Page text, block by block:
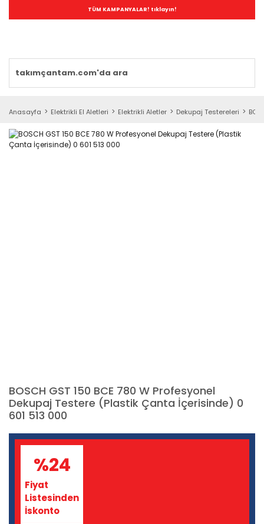
TÜM KAMPANYALAR! tıklayın!
Anasayfa Elektrikli El Aletleri Elektrikli Aletler Dekupaj Testereleri
BOSCH GST 150 BCE 780 W Profesyonel
Dekupaj Testere (Plastik Çanta İçerisinde) 0
601 513 000
%24
Fiyat
Listesinden
İskonto